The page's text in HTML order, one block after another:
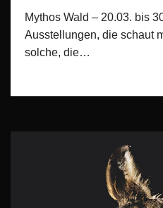
Mythos Wald – 20.03. bis
Ausstellungen, die schaut
solche, die…